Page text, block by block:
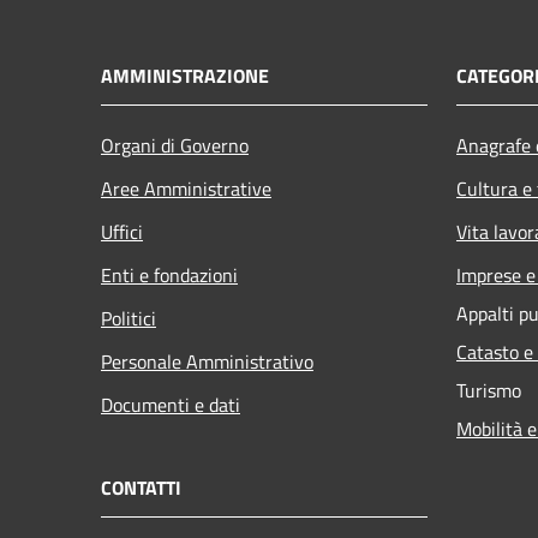
AMMINISTRAZIONE
Organi di Governo
Aree Amministrative
Uffici
Enti e fondazioni
Politici
Personale Amministrativo
Documenti e dati
Cultura
Vita
Imprese
Appalti
Catasto
Turismo
Mobilità
CONTATTI